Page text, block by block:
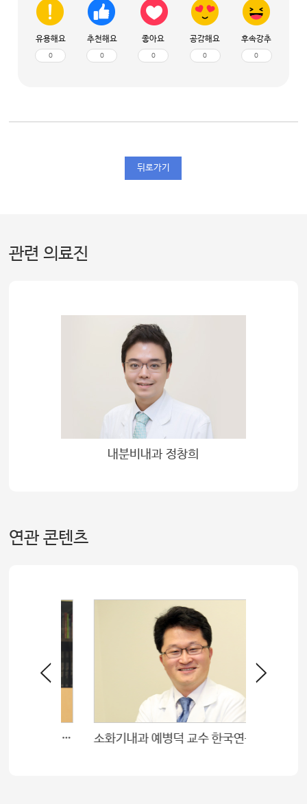
유용해요
0
추천해요
0
좋아요
0
공감해요
0
후속강추
0
뒤로가기
관련 의료진
내분비내과 정창희
연관 콘텐츠
소화기내과 예병덕 교수 한국연구재단 소화기의학전문위원 위촉